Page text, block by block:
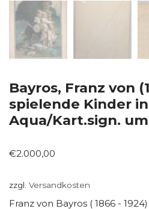
Bayros, Franz von
spielende Kinder
Aqua/Kart.sign. um
€2.000,00
zzgl. Versandkosten
Franz von Bayros ( 1866 - 1924)